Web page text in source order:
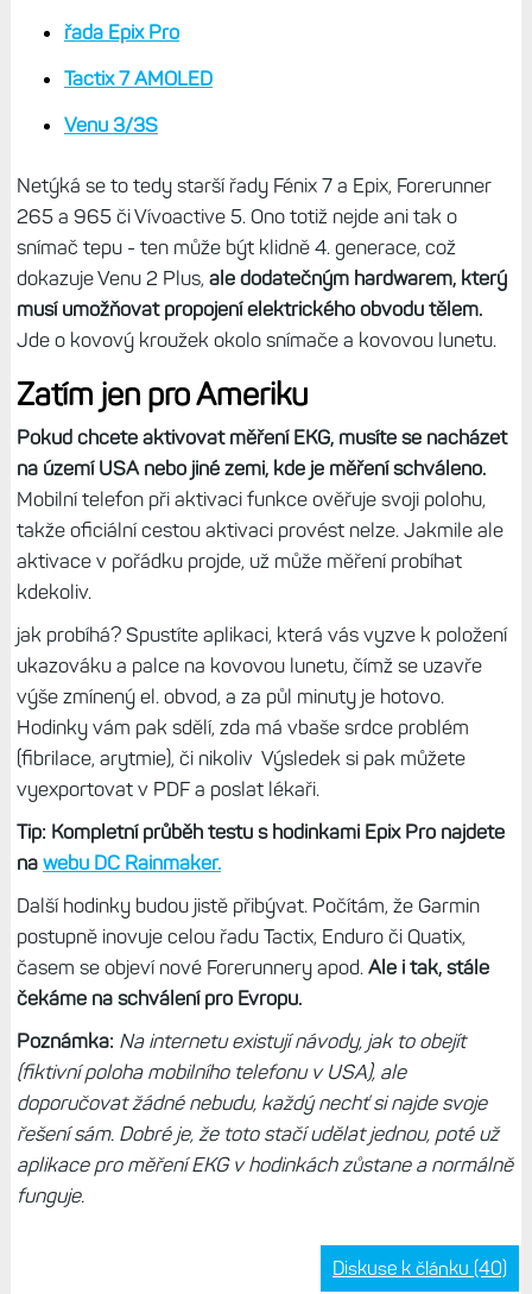
řada Epix Pro
Tactix 7 AMOLED
Venu 3/3S
Netýká se to tedy starší řady Fénix 7 a Epix, Forerunner
265 a 965 či Vívoactive 5. Ono totiž nejde ani tak o
snímač tepu - ten může být klidně 4. generace, což
dokazuje Venu 2 Plus, ale dodatečným hardwarem, který
musí umožňovat propojení elektrického obvodu tělem.
Jde o kovový kroužek okolo snímače a kovovou lunetu.
Zatím jen pro Ameriku
Pokud chcete aktivovat měření EKG, musíte se nacházet
na území USA nebo jiné zemi, kde je měření schváleno.
Mobilní telefon při aktivaci funkce ověřuje svoji polohu,
takže oficiální cestou aktivaci provést nelze. Jakmile ale
aktivace v pořádku projde, už může měření probíhat
kdekoliv.
jak probíhá? Spustíte aplikaci, která vás vyzve k položení
ukazováku a palce na kovovou lunetu, čímž se uzavře
výše zmínený el. obvod, a za půl minuty je hotovo.
Hodinky vám pak sdělí, zda má vbaše srdce problém
(fibrilace, arytmie), či nikoliv Výsledek si pak můžete
vyexportovat v PDF a poslat lékaři.
Tip: Kompletní průběh testu s hodinkami Epix Pro najdete
na webu DC Rainmaker.
Další hodinky budou jistě přibývat. Počítám, že Garmin
postupně inovuje celou řadu Tactix, Enduro či Quatix,
časem se objeví nové Forerunnery apod. Ale i tak, stále
čekáme na schválení pro Evropu.
Poznámka: Na internetu existují návody, jak to obejít
(fiktivní poloha mobilního telefonu v USA), ale
doporučovat žádné nebudu, každý nechť si najde svoje
řešení sám. Dobré je, že toto stačí udělat jednou, poté už
aplikace pro měření EKG v hodinkách zůstane a normálně
funguje.
Diskuse k článku (40)